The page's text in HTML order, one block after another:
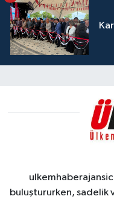
buluştururken, sadelik